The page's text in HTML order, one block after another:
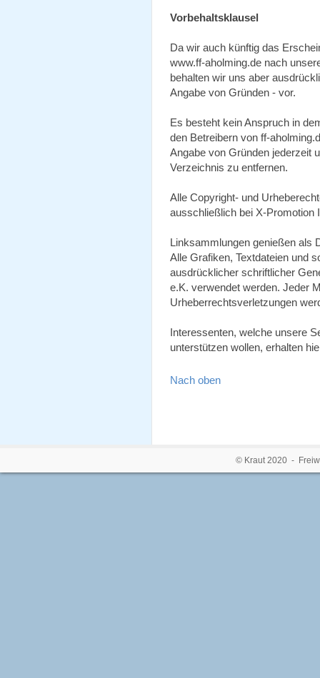
Vorbehaltsklausel
Da wir auch künftig das
www.ff-aholming.de nach
behalten wir uns aber
Angabe von Gründen - vor.
Es besteht kein Anspruch in
den Betreibern von ff-
Angabe von Gründen jederzeit
Verzeichnis zu entfernen.
Alle Copyright- und
ausschließlich bei X-Promotion
Linksammlungen genießen als
Alle Grafiken, Textdateien und
ausdrücklicher schriftlicher
e.K. verwendet werden. Jeder
Urheberrechtsverletzungen
Interessenten, welche unsere
unterstützen wollen, erhalten
Nach oben
© Kraut 2020 -